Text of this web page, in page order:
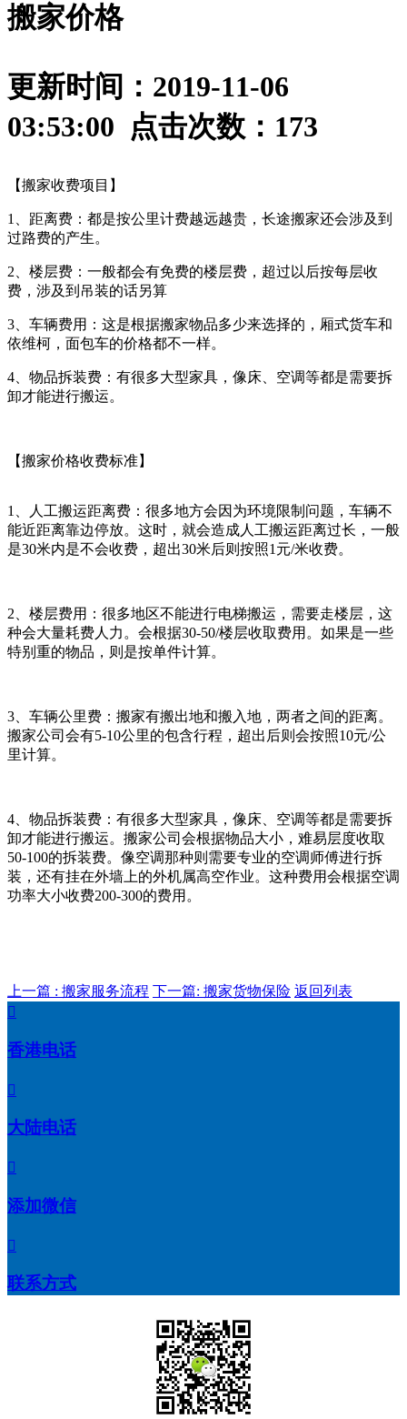
搬家价格
更新时间：2019-11-06
03:53:00 点击次数： 173
【搬家收费项目】
1、距离费：都是按公里计费越远越贵，长途搬家还会涉及到
过路费的产生。
2、楼层费：一般都会有免费的楼层费，超过以后按每层收
费，涉及到吊装的话另算
3、车辆费用：这是根据搬家物品多少来选择的，厢式货车和
依维柯，面包车的价格都不一样。
4、物品拆装费：有很多大型家具，像床、空调等都是需要拆
卸才能进行搬运。
【搬家价格收费标准】
1、人工搬运距离费：很多地方会因为环境限制问题，车辆不
能近距离靠边停放。这时，就会造成人工搬运距离过长，一般
是30米内是不会收费，超出30米后则按照1元/米收费。
2、楼层费用：很多地区不能进行电梯搬运，需要走楼层，这
种会大量耗费人力。会根据30-50/楼层收取费用。如果是一些
特别重的物品，则是按单件计算。
3、车辆公里费：搬家有搬出地和搬入地，两者之间的距离。
搬家公司会有5-10公里的包含行程，超出后则会按照10元/公
里计算。
4、物品拆装费：有很多大型家具，像床、空调等都是需要拆
卸才能进行搬运。搬家公司会根据物品大小，难易层度收取
50-100的拆装费。像空调那种则需要专业的空调师傅进行拆
装，还有挂在外墙上的外机属高空作业。这种费用会根据空调
功率大小收费200-300的费用。
上一篇 : 搬家服务流程 下一篇: 搬家货物保险 返回列表

香港电话

大陆电话

添加微信

联系方式